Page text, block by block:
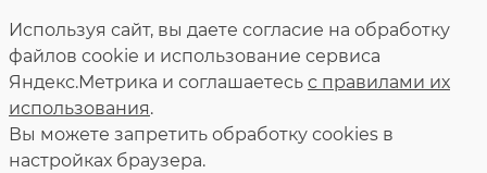
Используя сайт, вы даете согласие на обработку
файлов cookie и использование сервиса
Яндекс.Метрика и соглашаетесь с правилами их
использования.
Вы можете запретить обработку сookies в
настройках браузера.